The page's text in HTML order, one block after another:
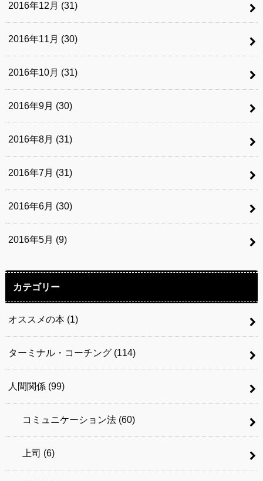
2016年12月 (31)
2016年11月 (30)
2016年10月 (31)
2016年9月 (30)
2016年8月 (31)
2016年7月 (31)
2016年6月 (30)
2016年5月 (9)
カテゴリー
オススメの本 (1)
ターミナル・コーチング (114)
人間関係 (99)
コミュニケーション法 (60)
上司 (6)